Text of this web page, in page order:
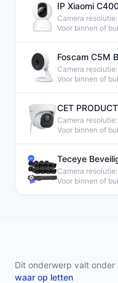
IP Xiaomi
Camera resolutie:
Voor binnen of
Foscam C5M
5MP
Camera resolutie:
Voor binnen of
CET
Reolink
Camera resolutie:
Voor binnen of
Teceye
8x POE
Camera resolutie:
Voor binnen of
Dit onderwerp valt onder
waar op letten